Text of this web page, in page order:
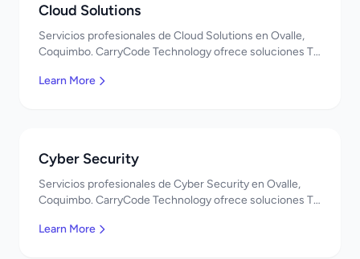
Cloud Solutions
Servicios profesionales de Cloud Solutions en Ovalle,
Coquimbo. CarryCode Technology ofrece soluciones TI
Learn More
Cyber Security
Servicios profesionales de Cyber Security en Ovalle,
Coquimbo. CarryCode Technology ofrece soluciones TI
Learn More